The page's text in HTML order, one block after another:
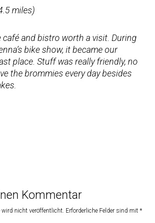
miles)
café and bistro worth a visit. During
bike show, it became our
place. Stuff was really friendly, no
the brommies every day besides
Kommentar
wird nicht veröffentlicht. Erforderliche Felder sind mit *